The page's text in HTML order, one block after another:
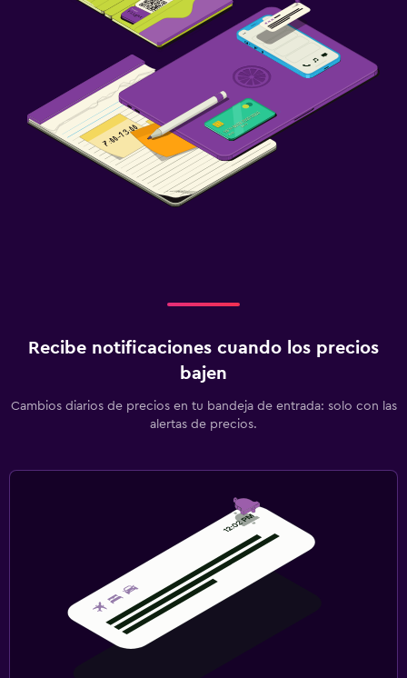
Recibe notificaciones cuando los precios
bajen
Cambios diarios de precios en tu bandeja de entrada: solo con las
alertas de precios.